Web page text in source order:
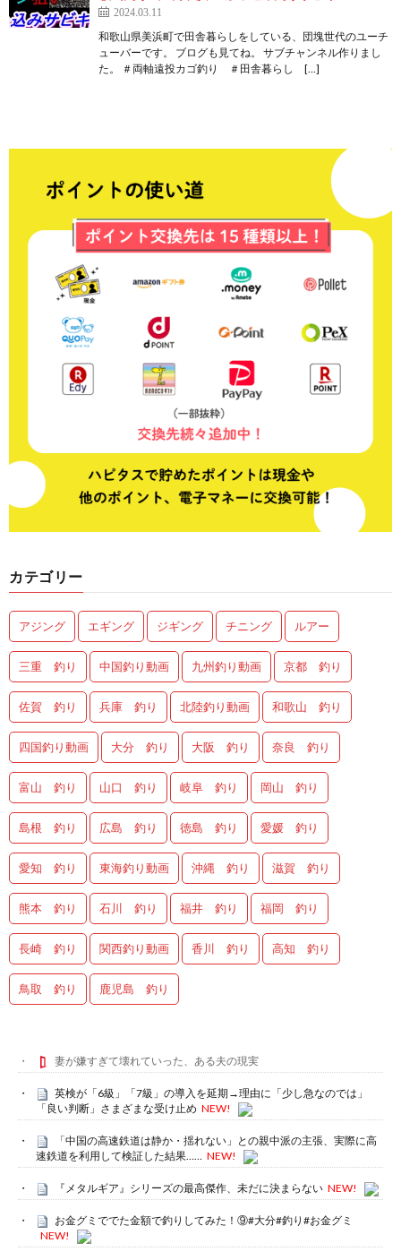
2024.03.11
和歌山県美浜町で田舎暮らしをしている、団塊世代のユーチ
ューバーです。 ブログも見てね。 サブチャンネル作りまし
た。 ＃両軸遠投カゴ釣り ＃田舎暮らし […]
カテゴリー
アジング エギング ジギング チニング ルアー
三重 釣り 中国釣り動画 九州釣り動画 京都 釣り
佐賀 釣り 兵庫 釣り 北陸釣り動画 和歌山 釣り
四国釣り動画 大分 釣り 大阪 釣り 奈良 釣り
富山 釣り 山口 釣り 岐阜 釣り 岡山 釣り
島根 釣り 広島 釣り 徳島 釣り 愛媛 釣り
愛知 釣り 東海釣り動画 沖縄 釣り 滋賀 釣り
熊本 釣り 石川 釣り 福井 釣り 福岡 釣り
長崎 釣り 関西釣り動画 香川 釣り 高知 釣り
鳥取 釣り 鹿児島 釣り
妻が嫌すぎて壊れていった、ある夫の現実
英検が「6級」「7級」の導入を延期→理由に「少し急なのでは」
「良い判断」さまざまな受け止め NEW!
「中国の高速鉄道は静か・揺れない」との親中派の主張、実際に高
速鉄道を利用して検証した結果…… NEW!
『メタルギア』シリーズの最高傑作、未だに決まらない NEW!
お金グミででた金額で釣りしてみた！⑨#大分#釣り#お金グミ
NEW!